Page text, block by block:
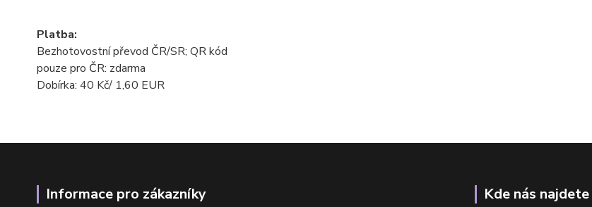
Platba:
Bezhotovostní převod ČR/SR; QR kód
pouze pro ČR: zdarma
Dobírka: 40 Kč/ 1,60 EUR
Informace pro zákazníky Kde nás najdete